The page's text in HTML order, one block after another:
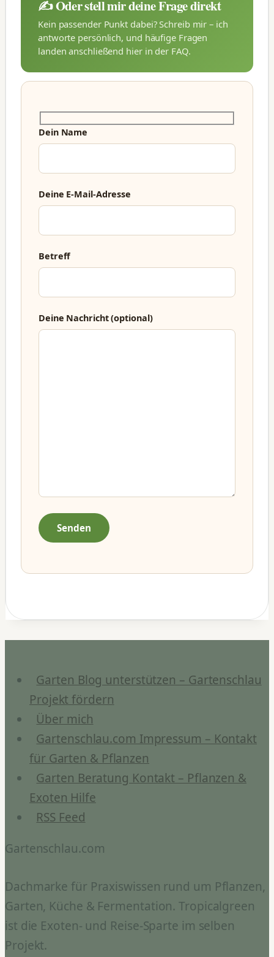
✍️ Oder stell mir deine Frage direkt
Kein passender Punkt dabei? Schreib mir – ich
antworte persönlich, und häufige Fragen
landen anschließend hier in der FAQ.
Dein Name
Deine E-Mail-Adresse
Betreff
Deine Nachricht (optional)
Garten Blog unterstützen – Gartenschlau
Projekt fördern
Über mich
Gartenschlau.com Impressum – Kontakt
für Garten & Pflanzen
Garten Beratung Kontakt – Pflanzen &
Exoten Hilfe
RSS Feed
Gartenschlau.com
Dachmarke für Praxiswissen rund um Pflanzen,
Garten, Küche & Fermentation. Tropicalgreen
ist die Exoten- und Reise-Sparte im selben
Projekt.